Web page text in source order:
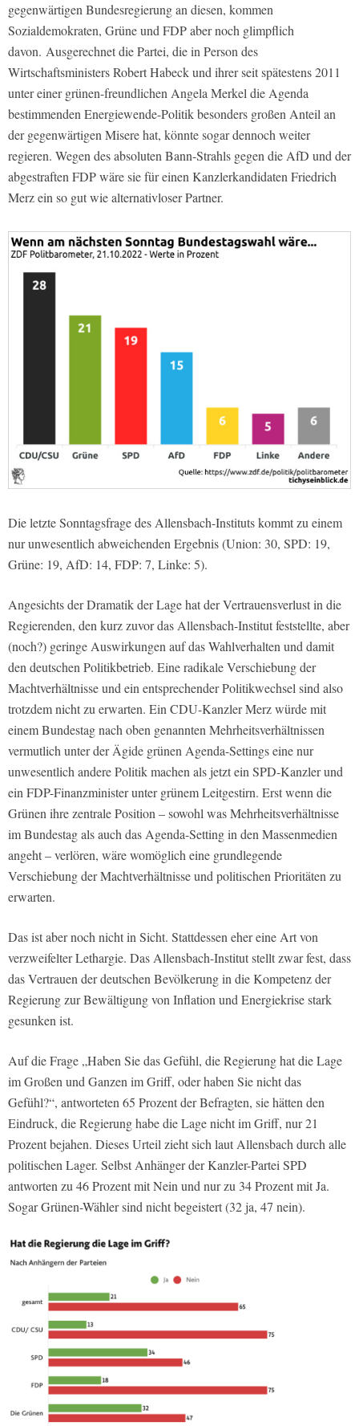
gegenwärtigen Bundesregierung an diesen, kommen
Sozialdemokraten, Grüne und FDP aber noch glimpflich
davon. Ausgerechnet die Partei, die in Person des
Wirtschaftsministers Robert Habeck und ihrer seit spätestens 2011
unter einer grünen-freundlichen Angela Merkel die Agenda
bestimmenden Energiewende-Politik besonders großen Anteil an
der gegenwärtigen Misere hat, könnte sogar dennoch weiter
regieren. Wegen des absoluten Bann-Strahls gegen die AfD und der
abgestraften FDP wäre sie für einen Kanzlerkandidaten Friedrich
Merz ein so gut wie alternativloser Partner.
Die letzte Sonntagsfrage des Allensbach-Instituts kommt zu einem
nur unwesentlich abweichenden Ergebnis (Union: 30, SPD: 19,
Grüne: 19, AfD: 14, FDP: 7, Linke: 5).
Angesichts der Dramatik der Lage hat der Vertrauensverlust in die
Regierenden, den kurz zuvor das Allensbach-Institut feststellte, aber
(noch?) geringe Auswirkungen auf das Wahlverhalten und damit
den deutschen Politikbetrieb. Eine radikale Verschiebung der
Machtverhältnisse und ein entsprechender Politikwechsel sind also
trotzdem nicht zu erwarten. Ein CDU-Kanzler Merz würde mit
einem Bundestag nach oben genannten Mehrheitsverhältnissen
vermutlich unter der Ägide grünen Agenda-Settings eine nur
unwesentlich andere Politik machen als jetzt ein SPD-Kanzler und
ein FDP-Finanzminister unter grünem Leitgestirn. Erst wenn die
Grünen ihre zentrale Position – sowohl was Mehrheitsverhältnisse
im Bundestag als auch das Agenda-Setting in den Massenmedien
angeht – verlören, wäre womöglich eine grundlegende
Verschiebung der Machtverhältnisse und politischen Prioritäten zu
erwarten.
Das ist aber noch nicht in Sicht. Stattdessen eher eine Art von
verzweifelter Lethargie. Das Allensbach-Institut stellt zwar fest, dass
das Vertrauen der deutschen Bevölkerung in die Kompetenz der
Regierung zur Bewältigung von Inflation und Energiekrise stark
gesunken ist.
Auf die Frage „Haben Sie das Gefühl, die Regierung hat die Lage
im Großen und Ganzen im Griff, oder haben Sie nicht das
Gefühl?“, antworteten 65 Prozent der Befragten, sie hätten den
Eindruck, die Regierung habe die Lage nicht im Griff, nur 21
Prozent bejahen. Dieses Urteil zieht sich laut Allensbach durch alle
politischen Lager. Selbst Anhänger der Kanzler-Partei SPD
antworten zu 46 Prozent mit Nein und nur zu 34 Prozent mit Ja.
Sogar Grünen-Wähler sind nicht begeistert (32 ja, 47 nein).